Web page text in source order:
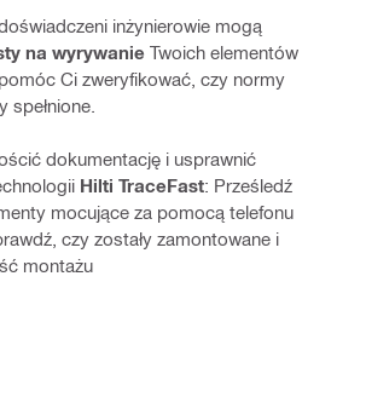
inżynierowie mogą
na wyrywanie Twoich elementów
Ci zweryfikować, czy normy
spełnione.
dokumentację i usprawnić
Hilti TraceFast: Prześledź
mocujące za pomocą telefonu
czy zostały zamontowane i
montażu